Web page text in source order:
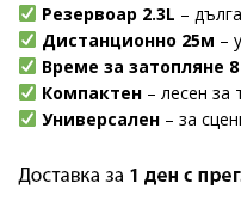
Резервоар 2.3L –
Дистанционно 25м –
Време за затопляне
Компактен– лесен за
Универсален– за